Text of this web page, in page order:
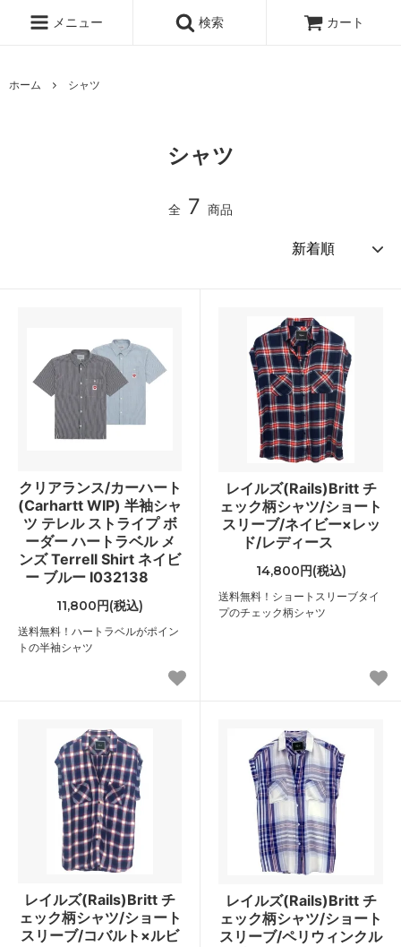
メニュー 検索 カート
ホーム シャツ
シャツ
全 7 商品
クリアランス/カーハート
(Carhartt WIP) 半袖シャ
ツ テレル ストライプ ボ
ーダー ハートラベル メ
ンズ Terrell Shirt ネイビ
ー ブルー I032138
11,800円(税込)
送料無料！ハートラベルがポイン
トの半袖シャツ
レイルズ(Rails)Britt チ
ェック柄シャツ/ショート
スリーブ/ネイビー×レッ
ド/レディース
14,800円(税込)
送料無料！ショートスリーブタイ
プのチェック柄シャツ
レイルズ(Rails)Britt チ
ェック柄シャツ/ショート
スリーブ/コバルト×ルビ
レイルズ(Rails)Britt チ
ェック柄シャツ/ショート
スリーブ/ペリウィンクル